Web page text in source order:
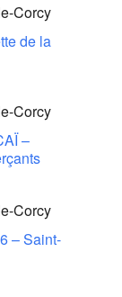
Corcy
de la
Corcy
–
Corcy
– Saint-